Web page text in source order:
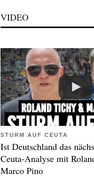
VIDEO
STURM AUF CEUTA
Ist Deutschland das
Ceuta-Analyse mit
Marco Pino